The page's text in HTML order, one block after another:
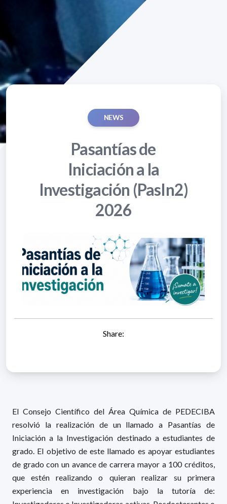
NEWS
Pasantías de
Iniciación a la
Investigación (PasIn2)
2026
Share:
El Consejo Científico del Área Química de PEDECIBA
resolvió la realización de un llamado a Pasantías de
Iniciación a la Investigación destinado a estudiantes de
grado. El objetivo de este llamado es apoyar estudiantes
de grado con un avance de carrera mayor a 100 créditos,
que estén realizando o quieran realizar su primera
experiencia en investigación bajo la tutoría de: